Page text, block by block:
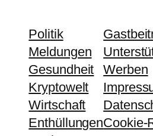
Politik
Meldungen
Gesundheit
Kryptowelt
Wirtschaft
Enthüllungen
Werben
Cookie-